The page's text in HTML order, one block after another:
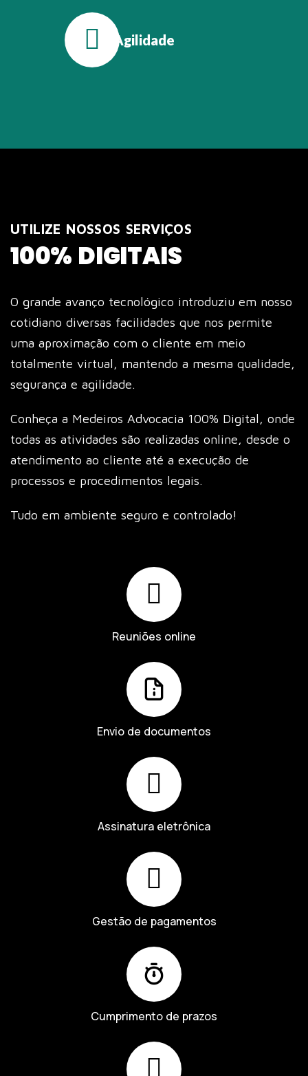
Agilidade
UTILIZE NOSSOS SERVIÇOS
100% DIGITAIS
O grande avanço tecnológico introduziu em nosso
cotidiano diversas facilidades que nos permite
uma aproximação com o cliente em meio
totalmente virtual, mantendo a mesma qualidade,
segurança e agilidade.
Conheça a Medeiros Advocacia 100% Digital, onde
todas as atividades são realizadas online, desde o
atendimento ao cliente até a execução de
processos e procedimentos legais.
Tudo em ambiente seguro e controlado!
Reuniões online
Envio de documentos
Assinatura eletrônica
Gestão de pagamentos
Cumprimento de prazos